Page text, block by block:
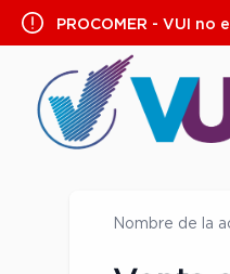
Saltar
PROCOMER - VUI
Nombre de la